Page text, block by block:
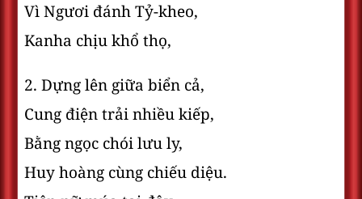
Vì Ngươi đánh Tỷ-kheo,
Kanha chịu khổ thọ,
2. Dựng lên giữa biển cả,
Cung điện trải nhiều kiếp,
Bằng ngọc chói lưu ly,
Huy hoàng cùng chiếu diệu.